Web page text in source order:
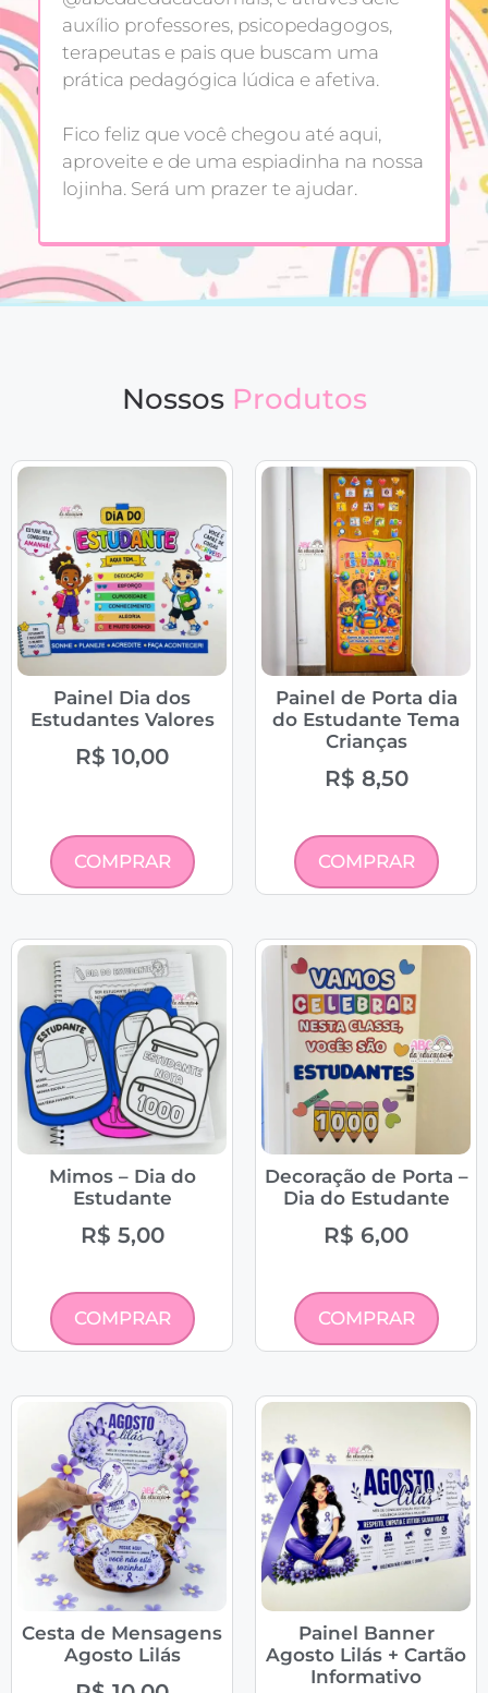
auxílio professores, psicopedagogos,
terapeutas e pais que buscam uma
prática pedagógica lúdica e afetiva.
Fico feliz que você chegou até aqui,
aproveite e de uma espiadinha na nossa
lojinha. Será um prazer te ajudar.
Nossos Produtos
Painel Dia dos
Estudantes Valores
R$ 10,00
COMPRAR
Painel de Porta dia
do Estudante Tema
Crianças
R$ 8,50
COMPRAR
Mimos – Dia do
Estudante
R$ 5,00
COMPRAR
Decoração de Porta –
Dia do Estudante
R$ 6,00
COMPRAR
Cesta de Mensagens
Agosto Lilás
Painel Banner
Agosto Lilás + Cartão
Informativo